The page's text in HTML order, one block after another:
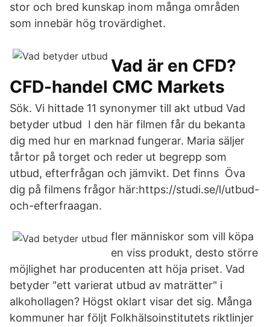
stor och bred kunskap inom många områden
som innebär hög trovärdighet.
Vad är en CFD?
CFD-handel CMC Markets
Sök. Vi hittade 11 synonymer till akt utbud Vad
betyder utbud I den här filmen får du bekanta
dig med hur en marknad fungerar. Maria säljer
tårtor på torget och reder ut begrepp som
utbud, efterfrågan och jämvikt. Det finns​ Öva
dig på filmens frågor här:https://studi.se/l/utbud-
och-efterfraagan.
fler människor som vill köpa
en viss produkt, desto större
möjlighet har producenten att höja priset. Vad
betyder "ett varierat utbud av maträtter" i
alkohollagen? Högst oklart visar det sig. Många
kommuner har följt Folkhälsoinstitutets riktlinjer